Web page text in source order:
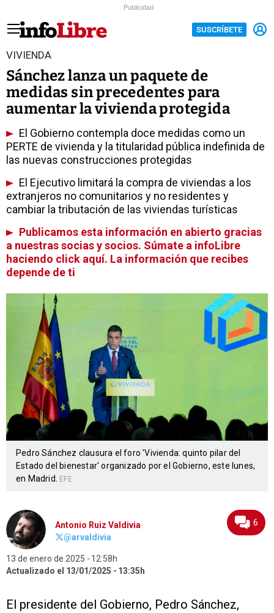
Publicidad
SUSCRÍBETE
VIVIENDA
Sánchez lanza un paquete de
medidas sin precedentes para
aumentar la vivienda protegida
El Gobierno contempla doce medidas como un
PERTE de vivienda y la titularidad pública indefinida de
las nuevas construcciones protegidas
El Ejecutivo limitará la compra de viviendas a los
extranjeros no comunitarios y no residentes y
cambiar la tributación de las viviendas turísticas
Publicamos esta información en abierto gracias
a nuestras socias y socios. Súmate a infoLibre
haciendo click aquí. La información que recibes
depende de ti
Pedro Sánchez clausura el foro 'Vivienda: quinto pilar del
Estado del bienestar' organizado por el Gobierno, este lunes,
en Madrid.
EFE
Antonio Ruiz Valdivia
@arvaldivia
13 de enero de 2025
12:58h
Actualizado el 13/01/2025
13:35h
6
El presidente del Gobierno, Pedro Sánchez,